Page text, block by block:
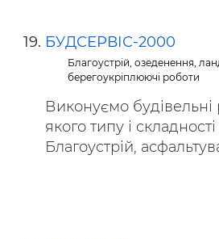
БУДСЕРВІС-2000
Благоустрій, озеденення,
берегоукріплюючі роботи
Виконуємо
якого типу і
Благоустрій,